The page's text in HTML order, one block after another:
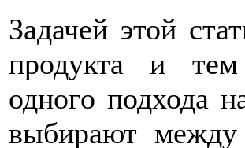
Задачей этой
продукта и тем
одного подхода
выбирают между